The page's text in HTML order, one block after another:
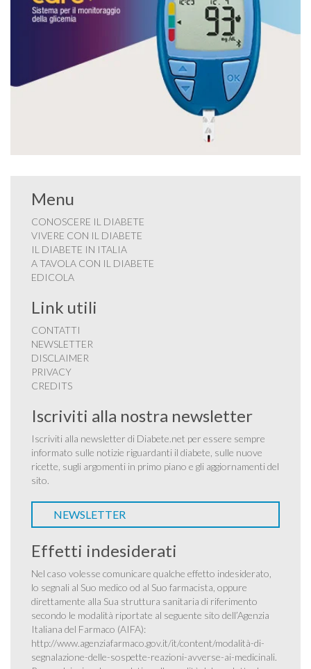
Menu
CONOSCERE IL DIABETE
VIVERE CON IL DIABETE
IL DIABETE IN ITALIA
A TAVOLA CON IL DIABETE
EDICOLA
Link utili
CONTATTI
NEWSLETTER
DISCLAIMER
PRIVACY
CREDITS
Iscriviti alla nostra newsletter
Iscriviti alla newsletter di Diabete.net per essere sempre
informato sulle notizie riguardanti il diabete, sulle nuove
ricette, sugli argomenti in primo piano e gli aggiornamenti del
sito.
NEWSLETTER
Effetti indesiderati
Nel caso volesse comunicare qualche effetto indesiderato,
lo segnali al Suo medico od al Suo farmacista, oppure
direttamente alla Sua struttura sanitaria di riferimento
secondo le modalità riportate al seguente sito dell’Agenzia
Italiana del Farmaco (AIFA):
http://www.agenziafarmaco.gov.it/it/content/modalità-di-
segnalazione-delle-sospette-reazioni-avverse-ai-medicinali.